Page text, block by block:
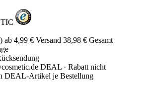
ab 4,99 € Versand 38,98 € Gesamt
DEAL · Rabatt nicht
DEAL-Artikel je Bestellung